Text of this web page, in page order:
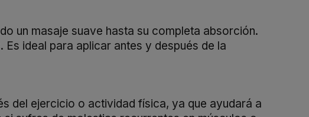
un masaje suave hasta su completa absorción.
ideal para aplicar antes y después de la
del ejercicio o actividad física, ya que ayudará a